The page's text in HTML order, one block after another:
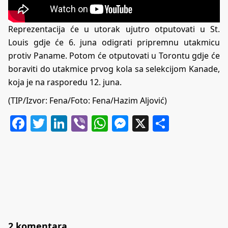
Reprezentacija će u utorak ujutro otputovati u St.
Louis gdje će 6. juna odigrati pripremnu utakmicu
protiv Paname. Potom će otputovati u Torontu gdje će
boraviti do utakmice prvog kola sa selekcijom Kanade,
koja je na rasporedu 12. juna.
(TIP/Izvor: Fena/Foto: Fena/Hazim Aljović)
Facebook
Twitter
LinkedIn
ViberWhatsApp
Messenger
X